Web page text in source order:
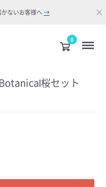
ないお客様へ → ×
0
桜セット